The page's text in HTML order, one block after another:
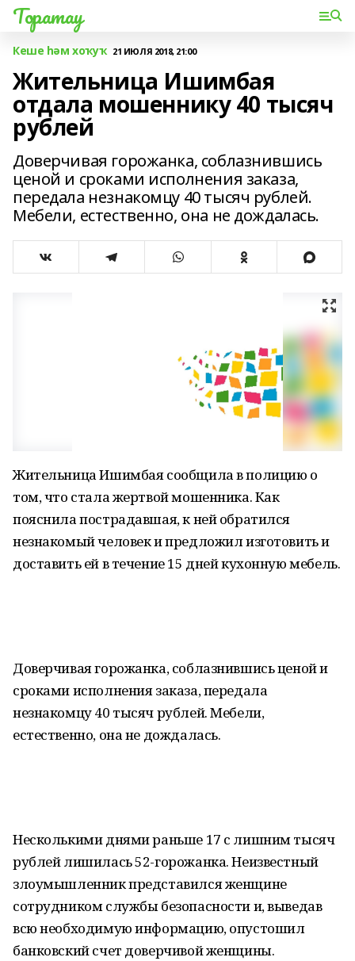
Торатау
Кеше һәм хоҡуҡ 21 ИЮЛЯ 2018, 21:00
Жительница Ишимбая
отдала мошеннику 40 тысяч
рублей
Доверчивая горожанка, соблазнившись
ценой и сроками исполнения заказа,
передала незнакомцу 40 тысяч рублей.
Мебели, естественно, она не дождалась.
Жительница Ишимбая сообщила в полицию о
том, что стала жертвой мошенника. Как
пояснила пострадавшая, к ней обратился
незнакомый человек и предложил изготовить и
доставить ей в течение 15 дней кухонную мебель.
Доверчивая горожанка, соблазнившись ценой и
сроками исполнения заказа, передала
незнакомцу 40 тысяч рублей. Мебели,
естественно, она не дождалась.
Несколькими днями раньше 17 с лишним тысяч
рублей лишилась 52-горожанка. Неизвестный
злоумышленник представился женщине
сотрудником службы безопасности и, выведав
всю необходимую информацию, опустошил
банковский счет доверчивой женщины.